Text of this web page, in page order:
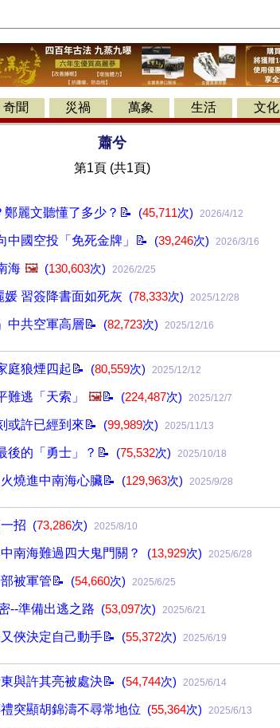
奇聞 災禍 萬象 生活 文化
蕭兮
第1頁 (共1頁)
鄭麗文聽懂了多少？📝 (45,711次) 2026/4/12
中國空投「免死金牌」📝 (39,246次) 2026/3/16
海 🖼️ (130,603次) 2026/2/25
習簽降書面如死灰 (78,333次) 2025/12/28
中共空軍高層📝 (82,723次) 2025/12/16
庭狼煙四起📝 (80,559次) 2025/12/12
逃「天索」 🖼️📝 (224,487次) 2025/12/7
或許已經到來📝 (99,989次) 2025/11/13
後的「勇士」？📝 (75,532次) 2025/10/18
燒進中南海心臟📝 (129,963次) 2025/9/28
招 (73,286次) 2025/8/10
南海難過四大鬼門關？ (13,929次) 2025/6/28
被軍管📝 (54,660次) 2025/6/25
--準備出逃之路 (53,097次) 2025/6/21
俠決定自己動手📝 (55,372次) 2025/6/19
與許其亮被處決📝 (54,744次) 2025/6/14
突顯胡錦濤不尋常地位 (55,364次) 2025/6/13